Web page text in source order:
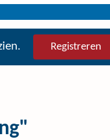
Registreren